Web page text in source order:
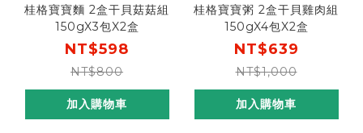
桂格寶寶麵 2盒干貝菇菇組
150gX3包X2盒
NT$598
NT$800
加入購物車
桂格寶寶粥 2盒干貝雞肉組
150gX4包X2盒
NT$639
NT$1,000
加入購物車